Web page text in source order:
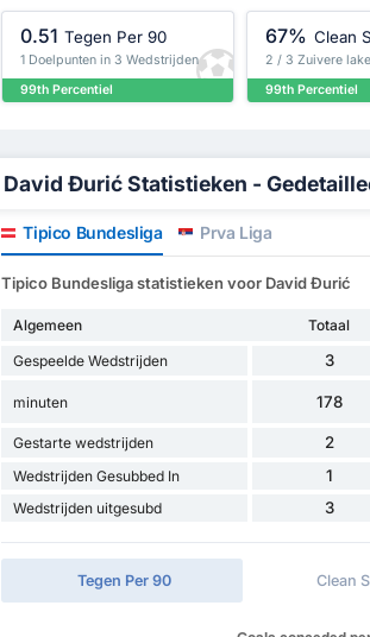
0.51 Tegen Per 90
1 Doelpunten in 3 Wedstrijden
99th Percentiel
67% Clean
2 / 3 Zuivere
99th Percentiel
David Đurić Statistieken -
Tipico Bundesliga Prva Liga
Tipico Bundesliga statistieken voor David Đurić
Algemeen Totaal
Gespeelde Wedstrijden
3
minuten 178
Gestarte wedstrijden 2
Wedstrijden Gesubbed In 1
Wedstrijden uitgesubd 3
Tegen Per 90 Clean